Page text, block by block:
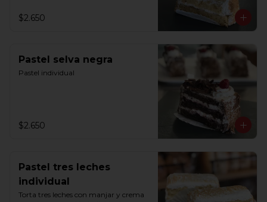
$2.650
Pastel selva negra
Pastel individual
$2.650
Pastel tres leches
individual
Torta tres leches con manjar y crema